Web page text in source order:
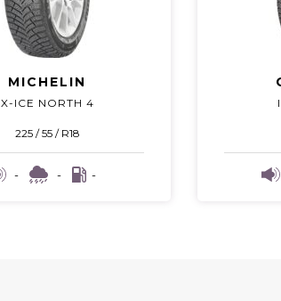
MICHELIN
X-ICE NORTH 4
225 / 55 / R18
- - -